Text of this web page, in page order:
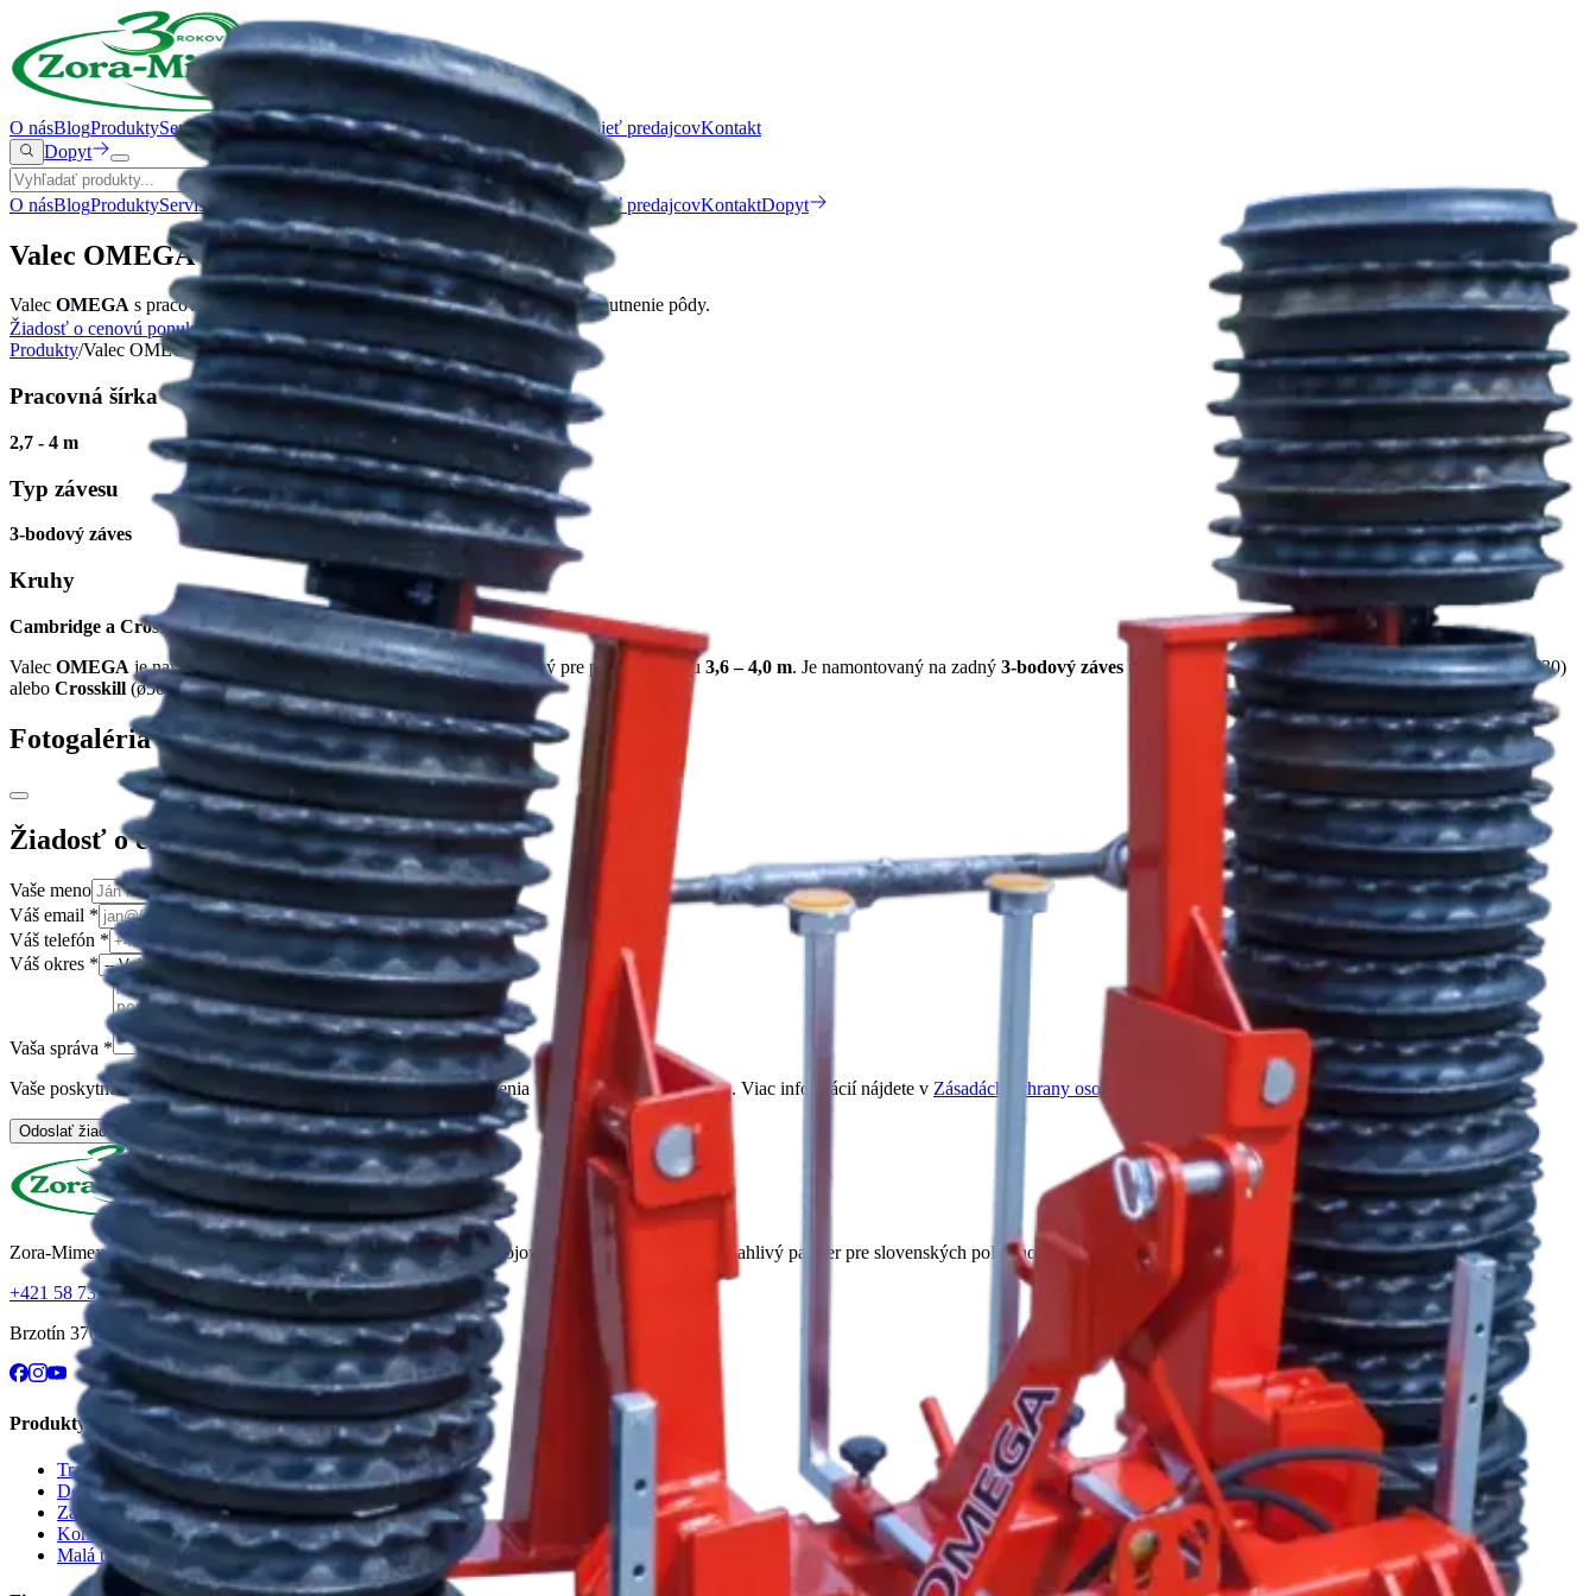
O násBlogProduktyServis a dielyVideoalbumNovinkyAkciové stroje VýstavySieť predajcovKontakt
Dopyt
O násBlogProduktyServis a diely Videoalbum Akciové strojeVýstavy Sieť predajcovKontaktDopyt
Valec OMEGA (2,7 - 4 m)
Valec OMEGA s pracovnou šírkou od 4 mje ideálny pre efektívne zhutnenie pôdy.
Žiadosť o cenovú ponuku
Produkty/Valec OMEGA (2,7 - 4 m)
Pracovná šírka
2,7 - 4 m
Typ závesu
3-bodový záves
Kruhy
Cambridge a Crosskill
Valec OMEGA je navrhnutý pre šírku 2,7 - 3,0 ma hydraulicky zložený pre pracovnú šírku 3,6 – 4,0 m. Je namontovaný na zadný 3-bodový záves traktora a je dostupný s kruhmiCambridge(ø500 a ø530)
alebo Crosskill (ø500/530).
Fotogaléria
Žiadosť o cenovú ponuku
Vaše meno
Váš email *
Váš telefón *
Váš okres *
Vaša správa *
Vaše poskytnuté osobné údaje budú spracúvané za účelom vybavenia Vašej správy alebo dopytu. Viac informácií nájdete v Zásadách ochrany osobných údajov
Odoslať žiadosť
Zora-Mimex servis s.r.o. – predaj a servis poľnohospodárskych strojov už 25 rokov na trhu.
Spoľahlivý partner pre slovenských poľnohospodárov. Prémiová technika, autorizovaný servis a poradenstvo.
+421 58 732 38 81predaj@zoramimex.sk
Brzotín 376, 049 51 Brzotín
Produkty
Traktory Farmtrac
Dopravná technika
Závesné náradie
Komunálna technika
Malá technika